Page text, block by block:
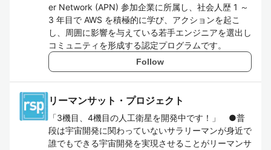
er Network (APN) 参加企業に所属し、社会人歴 1 ～
3 年目で AWS を積極的に学び、アクションを起こ
し、周囲に影響を与えている若手エンジニアを選出し
コミュニティを形成する認定プログラムです。
Follow
リーマンサット・プロジェクト
「3機目、4機目の人工衛星を開発中です！」 ●普
段は宇宙開発に関わっていないサラリーマンが身近で
誰でもできる宇宙開発を実現させることがリーマンサ